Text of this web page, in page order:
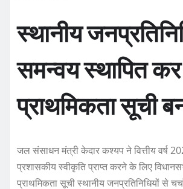
स्थानीय
समन्वय स्थापित कर
प्राथमिकता सूची
जल संसाधन मंत्री केदार कश्यप ने वित्तीय वर्ष
प्रशासकीय स्वीकृति प्राप्त करने के लिए
प्राथमिकता सूची स्थानीय जनप्रतिनिधियों से